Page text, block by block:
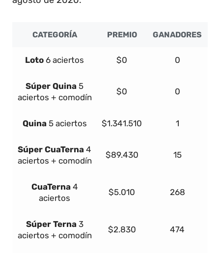
CATEGORÍA PREMIO GANADORES
Loto 6 aciertos $0 0
Súper Quina 5
aciertos + comodín
$0 0
Quina 5 aciertos $1.341.510 1
Súper CuaTerna 4
aciertos + comodín
$89.430 15
CuaTerna 4
aciertos
$5.010 268
Súper Terna 3
aciertos + comodín
$2.830 474